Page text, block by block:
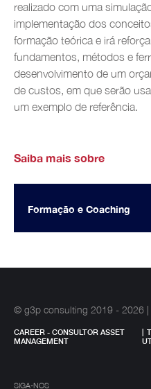
realizado com uma
implementação dos
formação teórica e irá
fundamentos, métodos e
desenvolvimento de um
de custos, em que serão
um exemplo de referência.
Saiba mais sobre
Formação e Coaching
© g3p consulting 2019 - 2026
CAREER - CONSULTOR ASSET
MANAGEMENT
SIGA-NOS